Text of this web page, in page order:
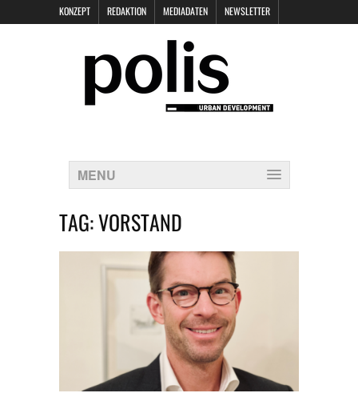
KONZEPT REDAKTION MEDIADATEN NEWSLETTER
DATENSCHUTZ
MENU
TAG:VORSTAND